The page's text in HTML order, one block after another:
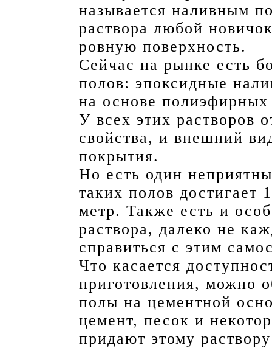
называется наливным
раствора любой
ровную поверхность.
Сейчас на рынке есть
полов: эпоксидные
на основе
У всех этих растворов
свойства, и внешний
покрытия.
Но есть один
таких полов достигает
метр. Также есть и
раствора, далеко не
справиться с этим
Что касается
приготовления, можно
полы на цементной
цемент, песок и
придают этому